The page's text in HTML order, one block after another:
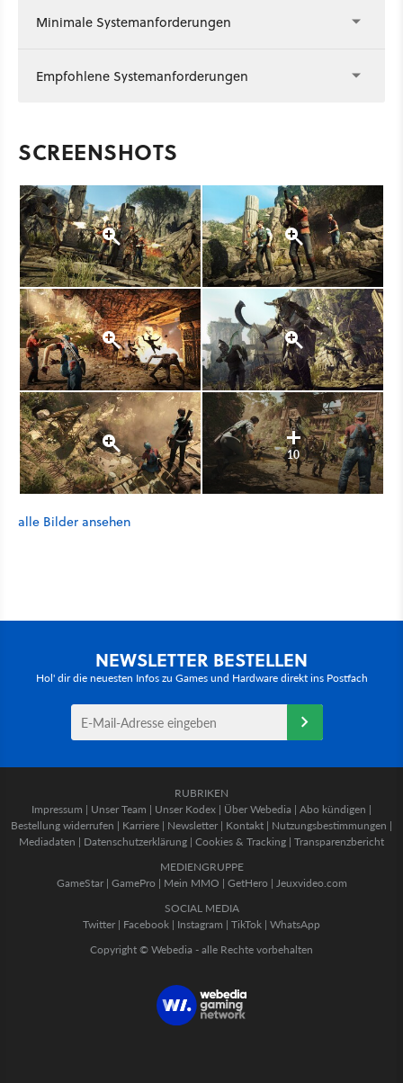
Minimale Systemanforderungen
Empfohlene Systemanforderungen
SCREENSHOTS
10
alle Bilder ansehen
NEWSLETTER BESTELLEN
Hol' dir die neuesten Infos zu Games und Hardware direkt ins Postfach
RUBRIKEN
Impressum | Unser Team | Unser Kodex | Über Webedia | Abo kündigen |
Bestellung widerrufen | Karriere | Newsletter | Kontakt | Nutzungsbestimmungen |
Mediadaten | Datenschutzerklärung | Cookies & Tracking | Transparenzbericht
MEDIENGRUPPE
GameStar| GamePro | Mein MMO | GetHero | Jeuxvideo.com
SOCIAL MEDIA
Twitter | Facebook | Instagram | TikTok | WhatsApp
Copyright © Webedia - alle Rechte vorbehalten